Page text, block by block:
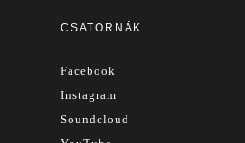
CSATORNÁK
Facebook
Instagram
Soundcloud